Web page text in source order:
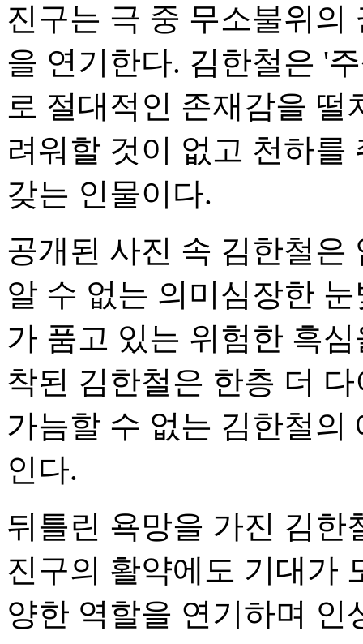
진구는 극 중 무소불위의
을 연기한다. 김한철은 '
로 절대적인 존재감을 떨
려워할 것이 없고 천하
갖는 인물이다.
공개된 사진 속 김한철은
알 수 없는 의미심장한
가 품고 있는 위험한 흑
착된 김한철은 한층 더
가늠할 수 없는 김한철의
인다.
뒤틀린 욕망을 가진 김한
진구의 활약에도 기대가
양한 역할을 연기하며 인